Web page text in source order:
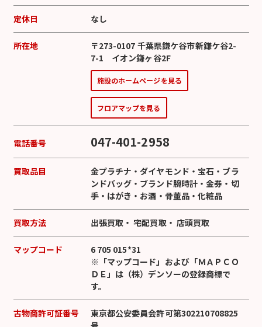
定休日 なし
所在地
〒273-0107 千葉県鎌ケ谷市新鎌ケ谷2-
7-1 イオン鎌ヶ谷2F
施設のホームページを見る
フロアマップを見る
電話番号 047-401-2958
買取品目 金プラチナ ・ダイヤモンド ・ 宝石 ・ ブラ
ンドバッグ ・ ブランド腕時計 ・金券 ・ 切
手・ はがき ・ お酒 ・ 骨董品 ・化粧品
買取方法 出張買取・宅配買取・ 店頭買取
マップコード
6 705 015*31
※「マップコード」および「ＭＡＰＣＯ
ＤＥ」は（株）デンソーの登録商標で
す。
古物商許可証番号
東京都公安委員会許可第302210708825